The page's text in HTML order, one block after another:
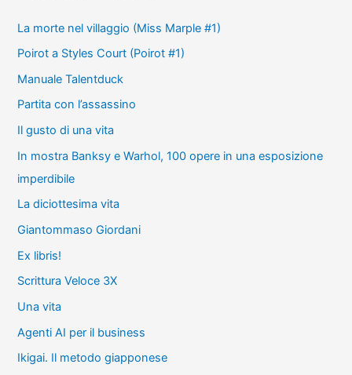
La morte nel villaggio (Miss Marple #1)
Poirot a Styles Court (Poirot #1)
Manuale Talentduck
Partita con l’assassino
Il gusto di una vita
In mostra Banksy e Warhol, 100 opere in una esposizione
imperdibile
La diciottesima vita
Giantommaso Giordani
Ex libris!
Scrittura Veloce 3X
Una vita
Agenti AI per il business
Ikigai. Il metodo giapponese